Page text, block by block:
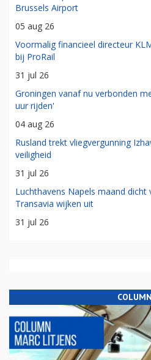
Brussels Airport
05 aug 26
Voormalig financieel directeur
bij ProRail
31 jul 26
Groningen vanaf nu verbonden
uur rijden'
04 aug 26
Rusland trekt vliegvergunning
veiligheid
31 jul 26
Luchthavens Napels maand
Transavia wijken uit
31 jul 26